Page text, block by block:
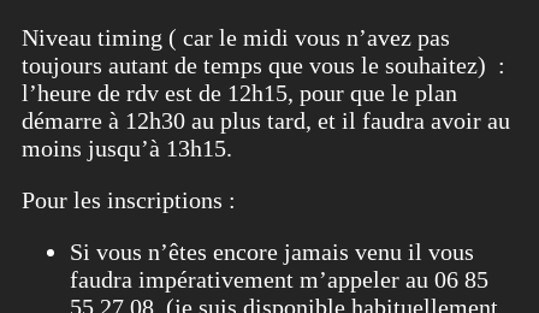
Niveau timing ( car le midi vous n’avez pas
toujours autant de temps que vous le souhaitez) :
l’heure de rdv est de 12h15, pour que le plan
démarre à 12h30 au plus tard, et il faudra avoir au
moins jusqu’à 13h15.
Pour les inscriptions :
Si vous n’êtes encore jamais venu il vous
faudra impérativement m’appeler au 06 85
55 27 08. (je suis disponible habituellement